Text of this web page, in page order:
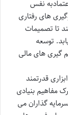
نفس
های رفتاری
تا تصمیمات
توسعه
گیری های مالی
قدرتمند
مفاهیم بنیادی
گذاران می